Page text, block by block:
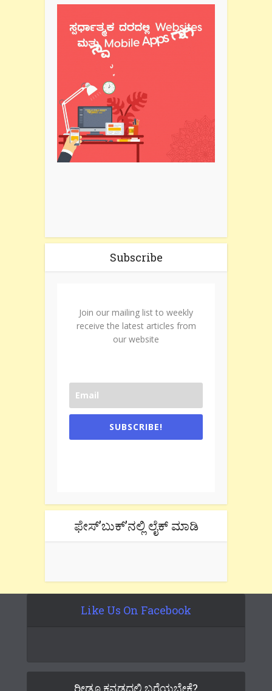
Subscribe
Join our mailing list to weekly
receive the latest articles from
our website
SUBSCRIBE!
ಫೇಸ್’ಬುಕ್’ನಲ್ಲಿ ಲೈಕ್ ಮಾಡಿ
Like Us On Facebook
ರೀಡೂ ಕನ್ನಡದಲ್ಲಿ ಬರೆಯಬೇಕೆ?